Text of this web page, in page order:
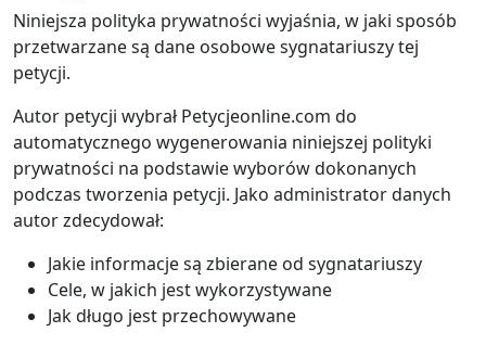
Niniejsza polityka prywatności wyjaśnia, w jaki sposób
przetwarzane są dane osobowe sygnatariuszy tej
petycji.
Autor petycji wybrał Petycjeonline.com do
automatycznego wygenerowania niniejszej polityki
prywatności na podstawie wyborów dokonanych
podczas tworzenia petycji. Jako administrator danych
autor zdecydował:
Jakie informacje są zbierane od sygnatariuszy
Cele, w jakich jest wykorzystywane
Jak długo jest przechowywane